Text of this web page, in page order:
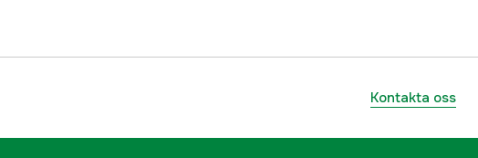
Kontakta oss